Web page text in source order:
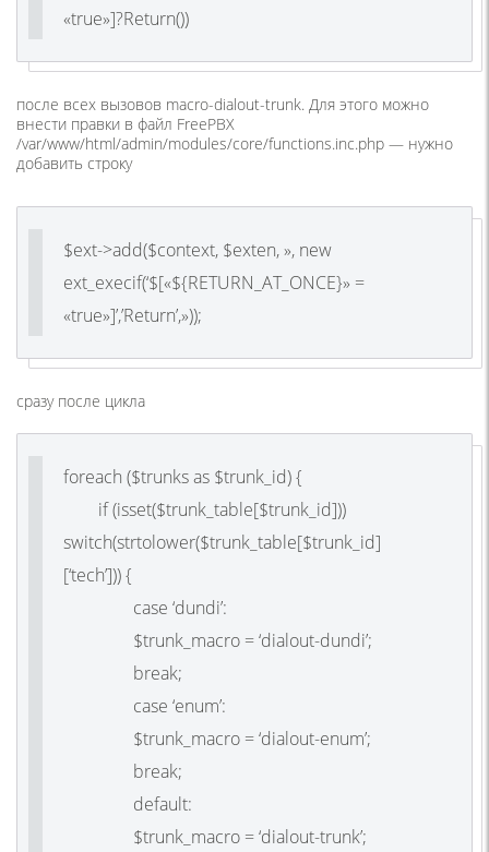
«true»]?Return())
после всех вызовов macro-dialout-trunk. Для этого можно
внести правки в файл FreePBX
/var/www/html/admin/modules/core/functions.inc.php — нужно
добавить строку
$ext->add($context, $exten, », new
ext_execif(‘$[«${RETURN_AT_ONCE}» =
«true»]’,’Return’,»));
сразу после цикла
foreach ($trunks as $trunk_id) {
if (isset($trunk_table[$trunk_id]))
switch(strtolower($trunk_table[$trunk_id]
[‘tech’])) {
case ‘dundi’:
$trunk_macro = ‘dialout-dundi’;
break;
case ‘enum’:
$trunk_macro = ‘dialout-enum’;
break;
default:
$trunk_macro = ‘dialout-trunk’;